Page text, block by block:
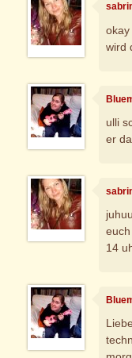
wird
ulli
er
14